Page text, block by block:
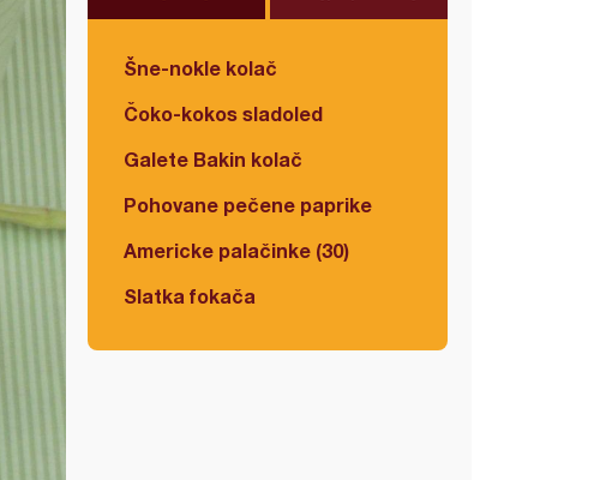
Šne-nokle kolač
Čoko-kokos sladoled
Galete Bakin kolač
Pohovane pečene paprike
Americke palačinke (30)
Slatka fokača